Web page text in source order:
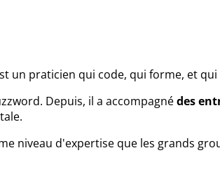
un praticien qui code, qui forme, et qui
Depuis, il a accompagnédes
niveau d'expertise que les grands